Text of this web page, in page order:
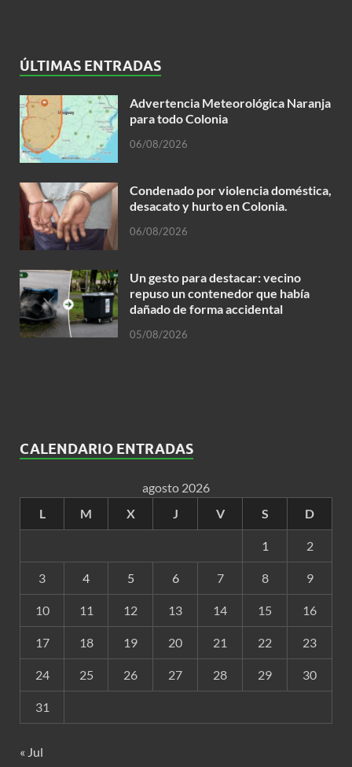
ÚLTIMAS ENTRADAS
Advertencia Meteorológica Naranja
para todo Colonia
06/08/2026
Condenado por violencia doméstica,
desacato y hurto en Colonia.
06/08/2026
Un gesto para destacar: vecino
repuso un contenedor que había
dañado de forma accidental
05/08/2026
CALENDARIO ENTRADAS
agosto 2026
L
M X J V S D
1 2
3 4 5 6 7 8 9
10 11 12 13 14 15 16
17 18 19 20 21 22 23
24 25 26 27 28 29 30
31
« Jul